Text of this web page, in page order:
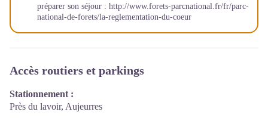
préparer son séjour : http://www.forets-parcnational.fr/fr/parc-
national-de-forets/la-reglementation-du-coeur
Accès routiers et parkings
Stationnement :
Près du lavoir, Aujeurres